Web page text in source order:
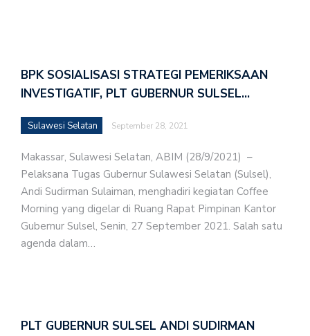
BPK SOSIALISASI STRATEGI PEMERIKSAAN
INVESTIGATIF, PLT GUBERNUR SULSEL…
Sulawesi Selatan September 28, 2021
Makassar, Sulawesi Selatan, ABIM (28/9/2021) –
Pelaksana Tugas Gubernur Sulawesi Selatan (Sulsel),
Andi Sudirman Sulaiman, menghadiri kegiatan Coffee
Morning yang digelar di Ruang Rapat Pimpinan Kantor
Gubernur Sulsel, Senin, 27 September 2021. Salah satu
agenda dalam…
PLT GUBERNUR SULSEL ANDI SUDIRMAN